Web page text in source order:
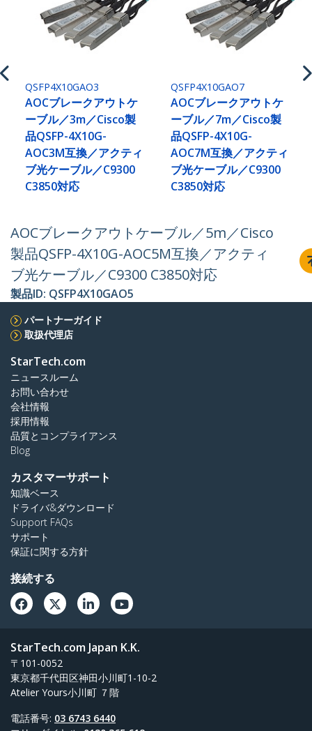
QSFP4X10GAO3
AOCブレークアウトケ
ーブル／3m／Cisco製
品QSFP-4X10G-
AOC3M互換／アクティ
ブ光ケーブル／C9300
C3850対応
QSFP4X10GAO7
AOCブレークアウトケ
ーブル／7m／Cisco製
品QSFP-4X10G-
AOC7M互換／アクティ
ブ光ケーブル／C9300
C3850対応
AOCブレークアウトケーブル／5m／Cisco
製品QSFP-4X10G-AOC5M互換／アクティ
ブ光ケーブル／C9300 C3850対応
製品ID: QSFP4X10GAO5
パートナーガイド
取扱代理店
StarTech.com
ニュースルーム
お問い合わせ
会社情報
採用情報
品質とコンプライアンス
Blog
カスタマーサポート
知識ベース
ドライバ&ダウンロード
Support FAQs
サポート
保証に関する方針
接続する
StarTech.com Japan K.K.
〒101-0052
東京都千代田区神田小川町1-10-2
Atelier Yours小川町 ７階
電話番号: 03 6743 6440